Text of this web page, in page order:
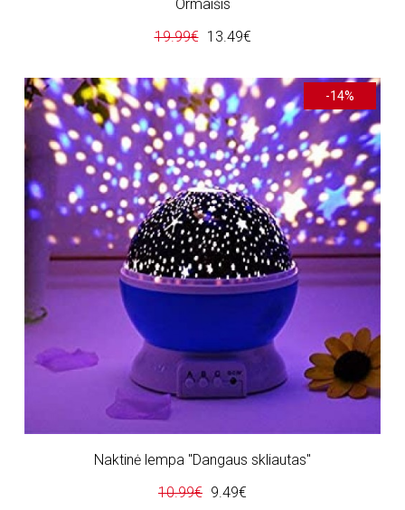
Ormaišis
19.99€ 13.49€
-14%
Naktinė lempa "Dangaus skliautas"
10.99€ 9.49€